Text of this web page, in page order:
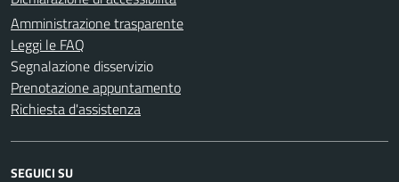
Amministrazione trasparente
Leggi le FAQ
Segnalazione disservizio
Prenotazione appuntamento
Richiesta d'assistenza
SEGUICI SU